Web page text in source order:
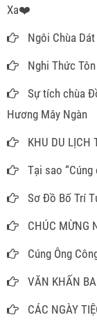
Xa❤️
Ngôi Chùa
Nghi Thức
Sự tích chùa
Hương Mây Ngàn
KHU DU LỊCH
Tại sao “Cúng
Sơ Đồ Bố Trí
CHÚC MỪNG
Cúng Ông
VĂN KHẤN
CÁC NGÀY